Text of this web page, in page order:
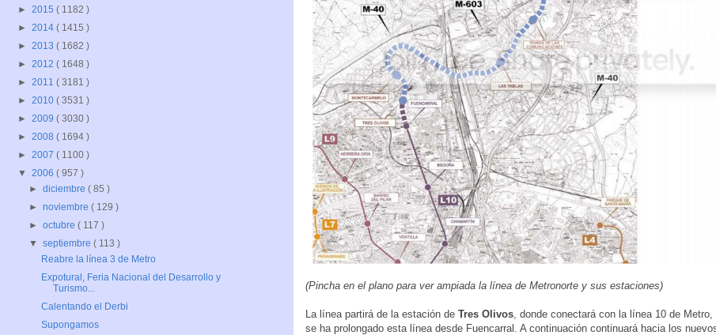
(Pincha en el plano para ver ampiada la línea de Metronorte y sus estaciones)
La línea partirá de la estación de Tres Olivos , donde conectará con la línea 10 de
se ha prolongado esta línea desde Fuencarral. A continuación continuará hacia los
► 2015 ( 1182 )
► 2014 ( 1415 )
► 2013 ( 1682 )
► 2012 ( 1648 )
► 2011 ( 3181 )
► 2010 ( 3531 )
► 2009 ( 3030 )
► 2008 ( 1694 )
► 2007 ( 1100 )
▼ 2006 ( 957 )
►diciembre( 85 )
►noviembre( 129 )
►octubre( 117 )
▼septiembre( 113 )
Reabre la línea 3 de Metro
Expotural, Feria Nacional del Desarrollo y
Turismo...
Calentando el Derbi
Supongamos